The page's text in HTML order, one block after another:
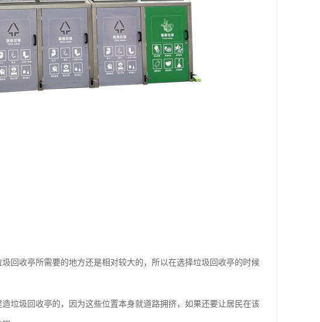
回收亭所需要的地方还是相对较大的，所以在选择垃圾回收亭的时候
垃圾回收亭的，因为这些位置本身就道路拥挤，如果还要让居民在该